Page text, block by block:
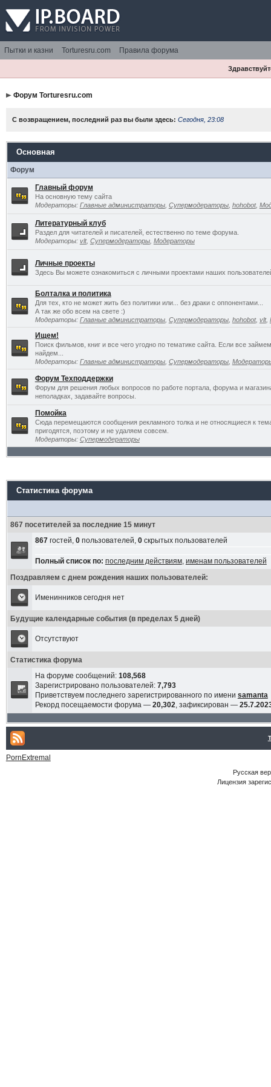
Пытки и казни Torturesru.com Правила форума
Форум Torturesru.com
С возвращением, последний раз вы были здесь: Сегодня, 23:08
Основная
Форум
Главный форум
На основную тему сайта
Модераторы: Главные администраторы, Супермодераторы, hohobot,
Литературный клуб
Раздел для читателей и писателей, естественно по теме форума.
Модераторы: vlt, Супермодераторы, Модераторы
Личные проекты
Здесь Вы можете ознакомиться с личными проектами наших
Болталка и политика
Для тех, кто не может жить без политики или... без драки с оппонентами...
А так же обо всем на свете :)
Модераторы: Главные администраторы, Супермодераторы, hohobot, vlt,
Ищем!
Поиск фильмов, книг и все чего угодно по тематике сайта. Если все
найдем...
Модераторы: Главные администраторы, Супермодераторы,
Форум Техподдержки
Форум для решения любых вопросов по работе портала, форума и
неполадках, задавайте вопросы.
Помойка
Сюда перемещаются сообщения рекламного толка и не относящиеся к
пригодятся, поэтому и не удаляем совсем.
Модераторы: Супермодераторы
Статистика форума
867 посетителей за последние 15 минут
867гостей, 0пользователей, 0скрытых пользователей
Полный список по: последним действиям, именам пользователей
Поздравляем с днем рождения наших пользователей:
Именинников сегодня нет
Будущие календарные события (в пределах 5 дней)
Отсутствуют
Статистика форума
На форуме сообщений: 108,568
Зарегистрировано пользователей: 7,793
Приветствуем последнего зарегистрированного по имени samanta
Рекорд посещаемости форума — 20,302, зафиксирован —
PornExtremal
Русская
Лицензия